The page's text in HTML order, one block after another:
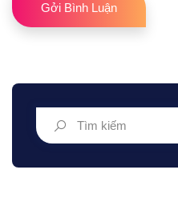
Gởi Bình Luận